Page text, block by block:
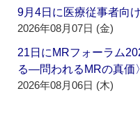
9月4日に医療従事者向
2026年08月07日 (金)
21日にMRフォーラム
る―問われるMRの真
2026年08月06日 (木)